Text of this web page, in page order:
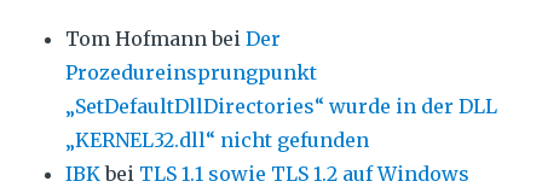
Tom HofmannbeiDer
Prozedureinsprungpunkt
„SetDefaultDllDirectories“ wurde in der DLL
„KERNEL32.dll“ nicht gefunden
IBKbei TLS 1.1 sowie TLS 1.2 auf Windows